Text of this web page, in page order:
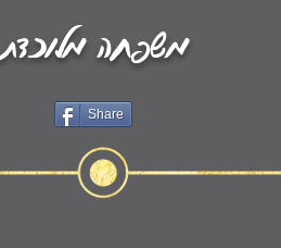
משפחה מלוכדת
Share